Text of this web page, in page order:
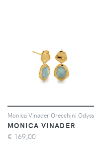
MONICA VINADER
€ 169,00